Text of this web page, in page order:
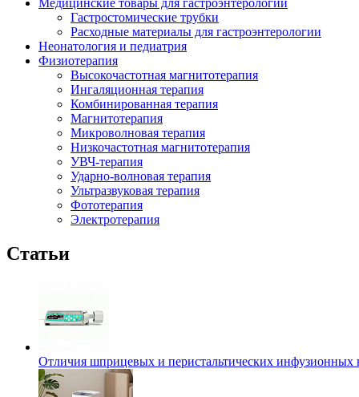
Медицинские товары для гастроэнтерологии
Гастростомические трубки
Расходные материалы для гастроэнтерологии
Неонатология и педиатрия
Физиотерапия
Высокочастотная магнитотерапия
Ингаляционная терапия
Комбинированная терапия
Магнитотерапия
Микроволновая терапия
Низкочастотная магнитотерапия
УВЧ-терапия
Ударно-волновая терапия
Ультразвуковая терапия
Фототерапия
Электротерапия
Статьи
Отличия шприцевых и перистальтических инфузионных